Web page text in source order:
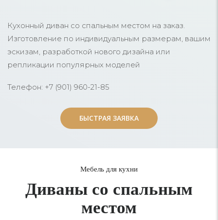
Кухонный диван со спальным местом на заказ.
Изготовление по индивидуальным размерам, вашим
эскизам, разработкой нового дизайна или
репликации популярных моделей
Телефон: +7 (901) 960-21-85
БЫСТРАЯ ЗАЯВКА
БЫСТРАЯ ЗАЯВКА
Мебель для кухни
Диваны со спальным
местом